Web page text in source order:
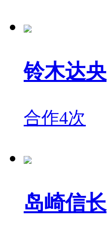
铃木达央
合作4次
岛崎信长